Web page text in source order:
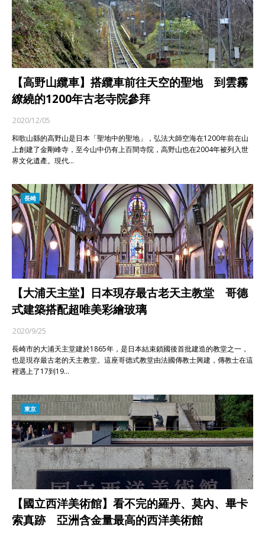
【高野山纜車】搭纜車前往天空的聖地 到雲霧
繚繞的1200年古老寺院參拜
2020/12/05
和歌山縣的高野山是日本「聖地中的聖地」，弘法大師空海在1200年前在山
上創建了金剛峰寺，至今山中仍有上百間寺院，高野山也在2004年被列入世
界文化遺產。現代…
長崎
【大浦天主堂】日本現存最古老天主教堂 哥德
式建築搭配超唯美彩繪玻璃
2020/9/25
長崎市的大浦天主堂建於1865年，是日本結束鎖國後首批建造的教堂之一，
也是現存最古老的天主教堂。這座哥德式教堂由法國傳教士興建，傳教士在這
裡遇上了17到19…
東京
【國立西洋美術館】看不完的羅丹、莫內、畢卡
索真跡 亞洲含金量最高的西洋美術館